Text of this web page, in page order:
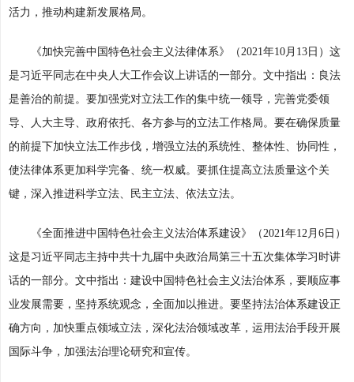
活力，推动构建新发展格局。
《加快完善中国特色社会主义法律体系》（2021年10月13日）这
是习近平同志在中央人大工作会议上讲话的一部分。文中指出：良法
是善治的前提。要加强党对立法工作的集中统一领导，完善党委领
导、人大主导、政府依托、各方参与的立法工作格局。要在确保质量
的前提下加快立法工作步伐，增强立法的系统性、整体性、协同性，
使法律体系更加科学完备、统一权威。要抓住提高立法质量这个关
键，深入推进科学立法、民主立法、依法立法。
《全面推进中国特色社会主义法治体系建设》（2021年12月6日）
这是习近平同志主持中共十九届中央政治局第三十五次集体学习时讲
话的一部分。文中指出：建设中国特色社会主义法治体系，要顺应事
业发展需要，坚持系统观念，全面加以推进。要坚持法治体系建设正
确方向，加快重点领域立法，深化法治领域改革，运用法治手段开展
国际斗争，加强法治理论研究和宣传。